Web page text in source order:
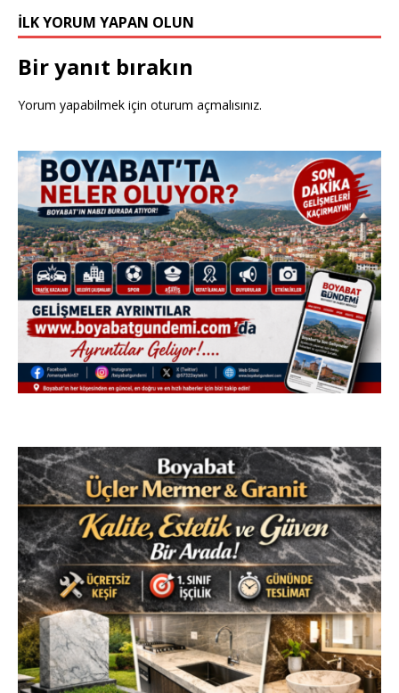
k
İLK YORUM YAPAN OLUN
Bir yanıt bırakın
Yorum yapabilmek için oturum açmalısınız.